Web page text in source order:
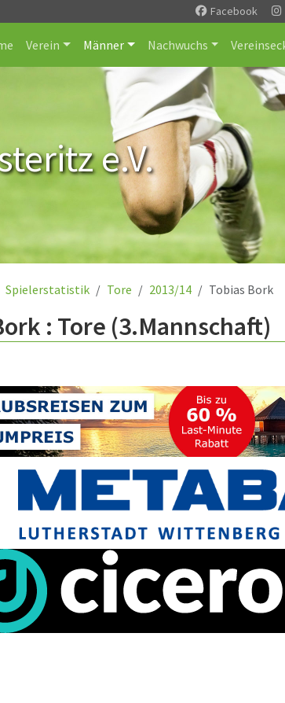
Facebook
Verein Männer Nachwuchs
e.V.
Spielerstatistik Tore 2013/14 Tobias Bork
: Tore (3.Mannschaft)